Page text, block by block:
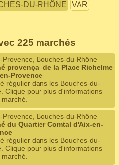
DU-RHÔNE
VAR
225 marchés
Provence, Bouches-du-Rhône
provençal de la Place Richelme
Provence
régulier dans les Bouches-du-
Clique pour plus d'informations
Provence, Bouches-du-Rhône
du Quartier Comtal d'Aix-en-
régulier dans les Bouches-du-
Clique pour plus d'informations